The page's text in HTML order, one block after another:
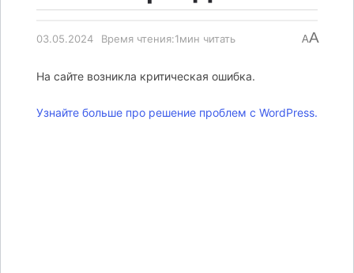
03.05.2024 Время чтения:1мин читать AA
На сайте возникла критическая ошибка.
Узнайте больше про решение проблем с WordPress.